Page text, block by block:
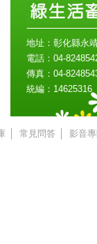
地址：彰化縣永
電話：04-
傳真：04-
統編：14625316
常見問答 影音